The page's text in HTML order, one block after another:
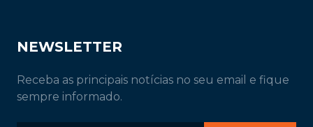
NEWSLETTER
Receba as principais notícias no seu email e fique
sempre informado.